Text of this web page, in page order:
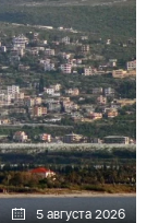
5 августа 2026